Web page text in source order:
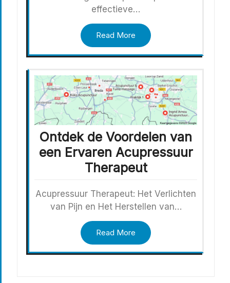
effectieve…
Read More
Ontdek de Voordelen van
een Ervaren Acupressuur
Therapeut
Acupressuur Therapeut: Het Verlichten
van Pijn en Het Herstellen van…
Read More